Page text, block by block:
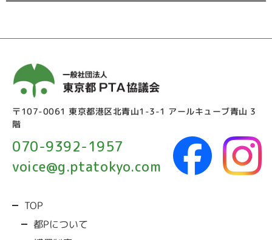
IT支援
活動事例
PTA向けサービス紹介
過去の事業/活動
運営ガイド
〒107-0061 東京都港区北青山1-3-1 アールキューブ青山 3
階
070-9392-1957
voice@g.ptatokyo.com
TOP
都Pについて